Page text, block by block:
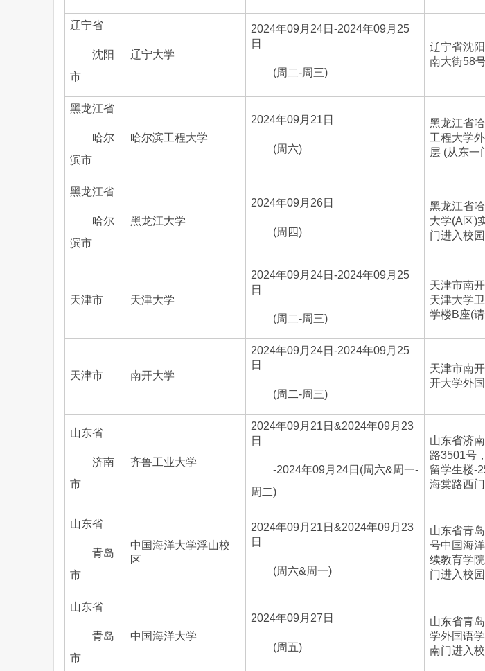
辽宁省
沈阳
市
辽宁大学
2024年09月24日-2024年09月25
日
(周二-周三)
辽宁省沈
南大街58
黑龙江省
哈尔
滨市
哈尔滨工程大学
2024年09月21日
(周六)
黑龙江省
工程大学
层 (从东一
黑龙江省
哈尔
滨市
黑龙江大学
2024年09月26日
(周四)
黑龙江省
大学(A区)
门进入校
天津市 天津大学
2024年09月24日-2024年09月25
日
(周二-周三)
天津市南
天津大学
学楼B座(
天津市 南开大学
2024年09月24日-2024年09月25
日
(周二-周三)
天津市南
开大学外
山东省
济南
市
齐鲁工业大学
2024年09月21日&2024年09月23
日
-2024年09月24日(周六&周一-
周二)
山东省济
路3501号
留学生楼-
海棠路西
山东省
青岛
市
中国海洋大学浮山校
区
2024年09月21日&2024年09月23
日
(周六&周一)
山东省青
号中国海
续教育学
门进入校
山东省
青岛
市
中国海洋大学
2024年09月27日
(周五)
山东省青
学外国语
南门进入